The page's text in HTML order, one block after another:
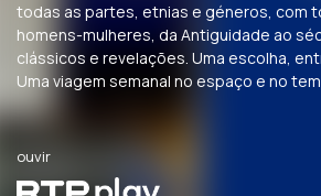
todas as partes, etnias e géneros, com
homens-mulheres, da Antiguidade ao
clássicos e revelações. Uma escolha,
Uma viagem semanal no espaço e no
ouvir